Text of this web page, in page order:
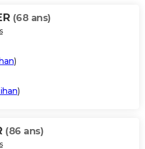
(68 ans)
)
)
(86 ans)